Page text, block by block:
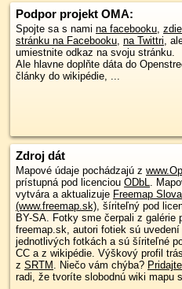
Podpor projekt OMA:
Spojte sa s nami na facebooku
stránku na Facebooku na Twittri ,
umiestnite odkaz na svoju stránku.
Ale hlavne doplňte dáta do
články do wikipédie, ...
Zdroj dát
Mapové údaje pochádzajú z
prístupná pod licenciou ODbL.
vytvára a aktualizuje Freemap
(www.freemap.sk), šíriteľný pod
BY-SA. Fotky sme čerpali z galérie
freemap.sk, autori fotiek sú uvedení
jednotlivých fotkách a sú šíriteľné
CC a z wikipédie. Výškový profil
z SRTM . Niečo vám chýba?
radi, že tvoríte slobodnú wiki mapu